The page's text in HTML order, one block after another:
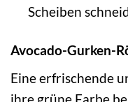
Scheiben
Avocado-Gurken-
Eine erfrischende